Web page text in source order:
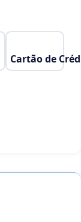
Cartão de